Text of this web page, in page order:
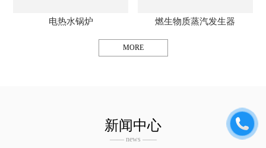
电热水锅炉 燃生物质蒸汽发生器
MORE
新闻中心
—— news ——